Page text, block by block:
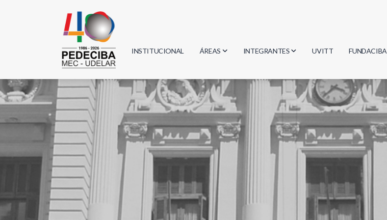
INSTITUCIONAL ÁREAS
Biología
Física
Geociencias
Informática
Matemática
INTEGRANTES
Investigadores
Estudiantes
Egresados
UVITT FUNDACIBA